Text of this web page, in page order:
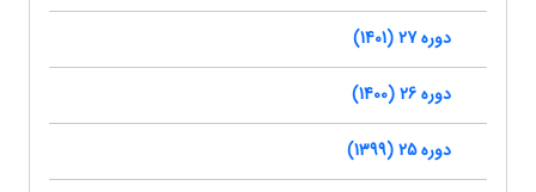
دوره 27 (1401)
دوره 26 (1400)
دوره 25 (1399)